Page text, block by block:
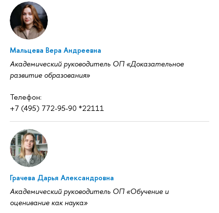
Мальцева Вера Андреевна
Академический руководитель ОП «Доказательное
развитие образования»
Телефон:
+7 (495) 772-95-90 *22111
Грачева Дарья Александровна
Академический руководитель ОП «‎Обучение и
оценивание как наука»